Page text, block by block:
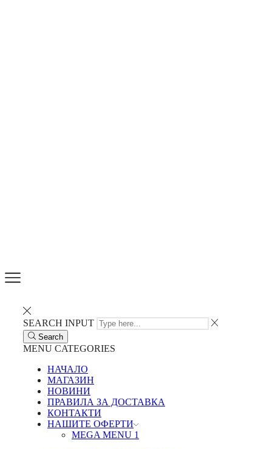
SEARCH INPUT
Search
MENU CATEGORIES
НАЧАЛО
МАГАЗИН
НОВИНИ
ПРАВИЛА ЗА ДОСТАВКА
КОНТАКТИ
НАШИТЕ ОФЕРТИ
MEGA MENU 1